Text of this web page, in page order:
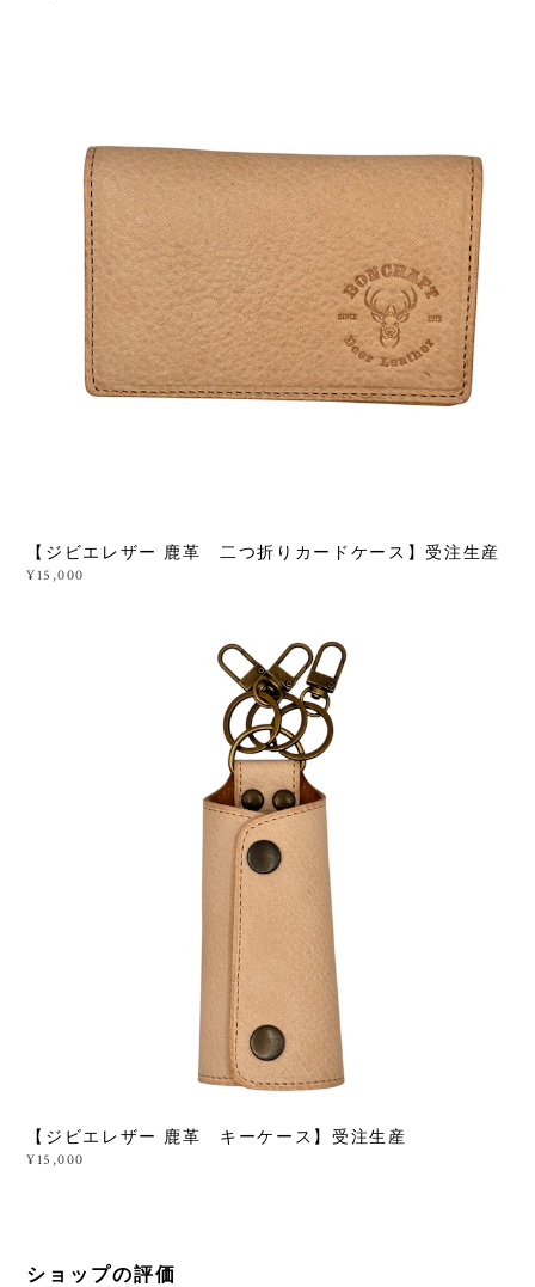
【ジビエレザー 鹿革 二つ折りカードケース】受注生産
¥15,000
【ジビエレザー 鹿革 キーケース】受注生産
¥15,000
ショップの評価